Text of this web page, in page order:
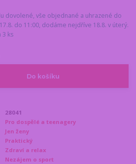
dovolené, vše objednané a uhrazené do
do 11:00, dodáme nejdříve 18.8. v úterý.
3 ks
Do košíku
28041
Pro dospělé a teenagery
Jen ženy
Praktický
Zdraví a relax
Nezájem o sport